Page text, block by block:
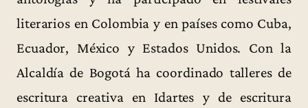
literarios en Colombia y en países como Cuba,
Ecuador, México y Estados Unidos. Con la
Alcaldía de Bogotá ha coordinado talleres de
escritura creativa en Idartes y de escritura